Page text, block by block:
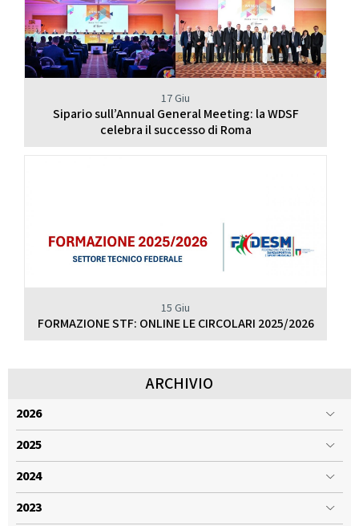
17 Giu
Sipario sull’Annual General Meeting: la WDSF
celebra il successo di Roma
15 Giu
FORMAZIONE STF: ONLINE LE CIRCOLARI 2025/2026
ARCHIVIO
2026
2025
2024
2023